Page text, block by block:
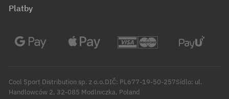
Platby
Cool Sport Distribution sp. z o.o.DIČ: PL677-19-50-257Sídlo: ul.
Handlowców 2, 32-085 Modlniczka, Poland